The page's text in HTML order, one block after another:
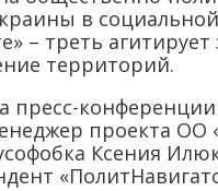
в
– треть агитирует
территорий.
пресс-
проекта ОО
Ксения